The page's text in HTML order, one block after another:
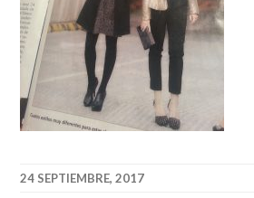
24 SEPTIEMBRE, 2017